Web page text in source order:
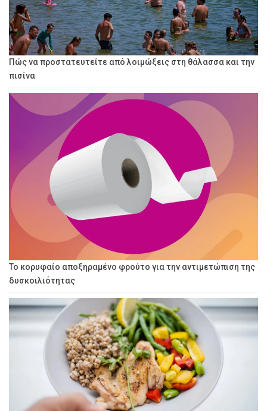
Πώς να προστατευτείτε από λοιμώξεις στη θάλασσα και την
πισίνα
Το κορυφαίο αποξηραμένο φρούτο για την αντιμετώπιση της
δυσκοιλιότητας